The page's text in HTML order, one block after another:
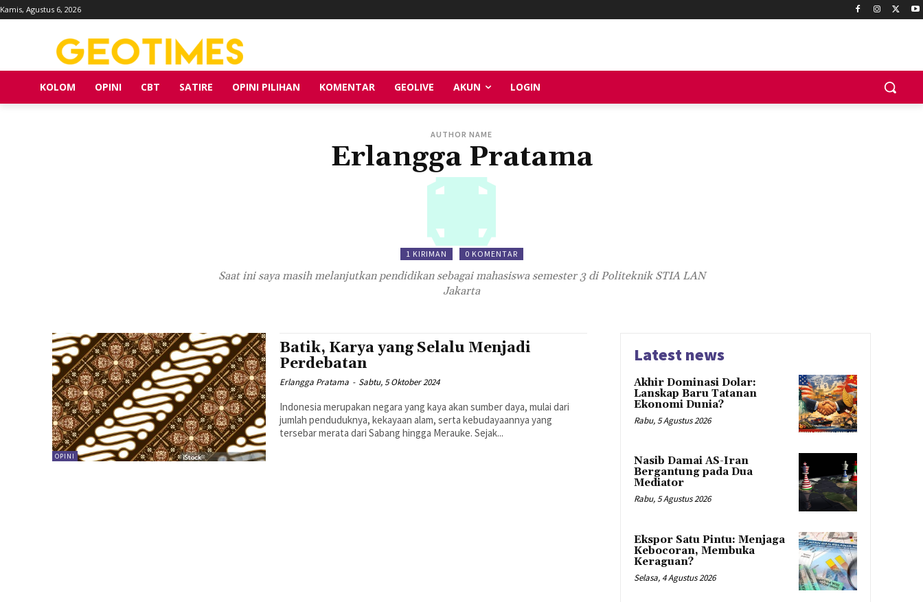
Kamis, Agustus 6, 2026
KOLOM OPINI CBT SATIRE OPINI PILIHAN KOMENTAR GEOLIVE AKUN LOGIN
AUTHOR NAME
Erlangga Pratama
1 KIRIMAN 0 KOMENTAR
Saat ini saya masih melanjutkan pendidikan sebagai mahasiswa semester 3 di Politeknik STIA LAN
Jakarta
OPINI
Batik, Karya yang Selalu Menjadi
Perdebatan
Erlangga Pratama - Sabtu, 5 Oktober 2024
Indonesia merupakan negara yang kaya akan sumber daya, mulai dari
jumlah penduduknya, kekayaan alam, serta kebudayaannya yang
tersebar merata dari Sabang hingga Merauke. Sejak...
Latest news
Akhir Dominasi Dolar:
Lanskap Baru Tatanan
Ekonomi Dunia?
Rabu, 5 Agustus 2026
Nasib Damai AS-Iran
Bergantung pada Dua
Mediator
Rabu, 5 Agustus 2026
Ekspor Satu Pintu: Menjaga
Kebocoran, Membuka
Keraguan?
Selasa, 4 Agustus 2026